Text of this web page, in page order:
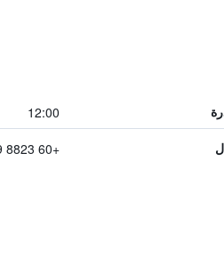
12:00
+60 8823 4999